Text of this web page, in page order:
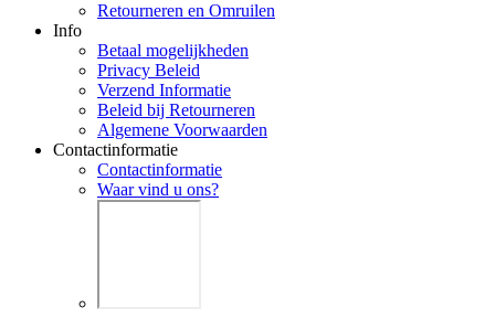
Retourneren en Omruilen
Info
Betaal mogelijkheden
Privacy Beleid
Verzend Informatie
Beleid bij Retourneren
Algemene Voorwaarden
Contactinformatie
Contactinformatie
Waar vind u ons?